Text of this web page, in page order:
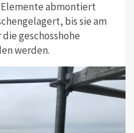
abmontiert
bis sie am
geschosshohe
werden.